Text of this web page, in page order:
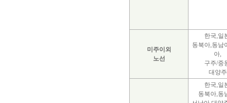
미주이외
노선
한국,일
동북아,동남
아,
구주/중
대양주
한국,일
동북아,동